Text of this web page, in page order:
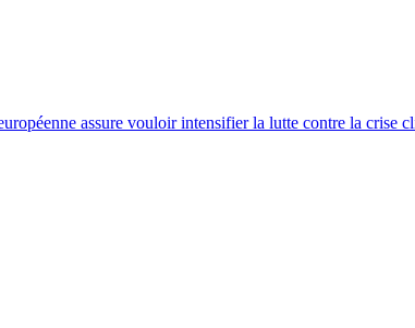
assure vouloir intensifier la lutte contre la crise